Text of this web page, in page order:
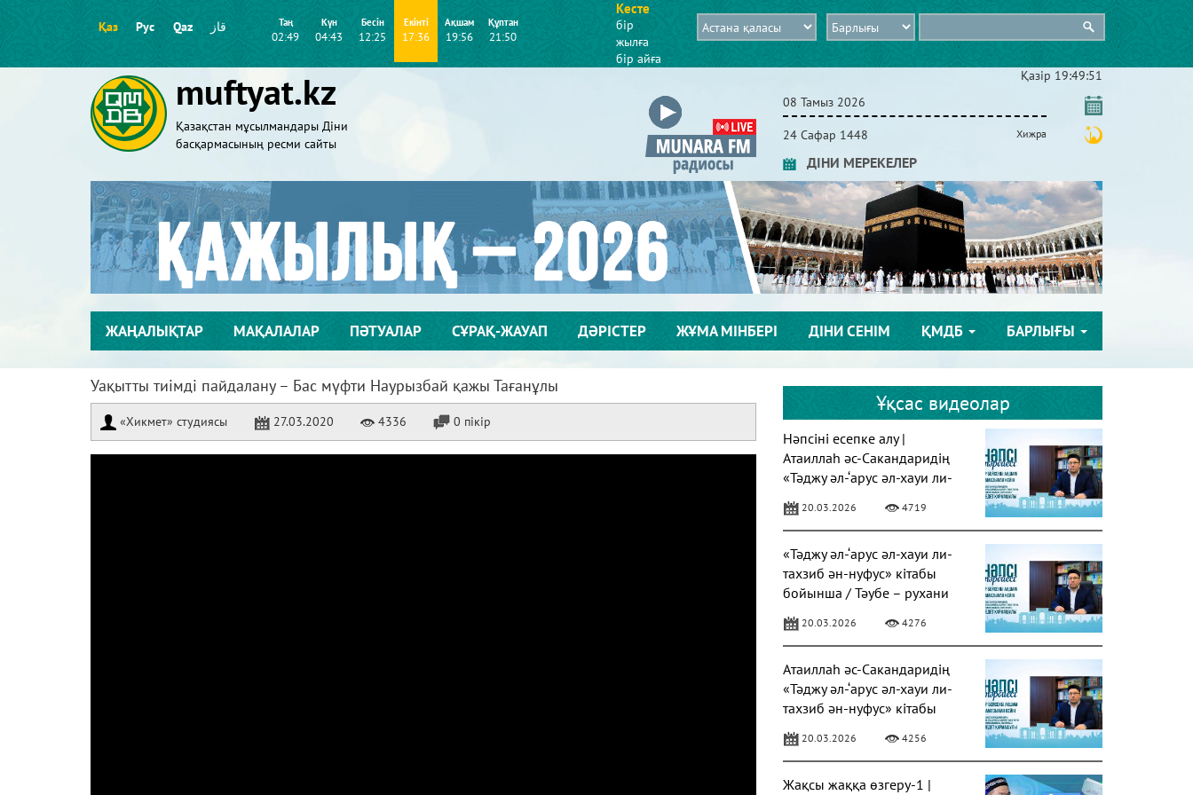
Қаз Рус Qaz قاز Таң
02:49
Күн
04:43
Бесін
12:25
Екінті
17:36
Ақшам
19:56
Құптан
21:50
Кесте
бір
жылға
бір айға
muftyat.kz
Қазақстан мұсылмандары Діни
басқармасының ресми сайты
Қазір 19:49:52
08 Тамыз 2026
24 Сафар 1448 Хижра
ДІНИ МЕРЕКЕЛЕР
ЖАҢАЛЫҚТАР МАҚАЛАЛАР ПӘТУАЛАР СҰРАҚ-ЖАУАП ДӘРІСТЕР ЖҰМА МІНБЕРІ ДІНИ СЕНІМ ҚМДБ БАРЛЫҒЫ
Уақытты тиімді пайдалану – Бас мүфти Наурызбай қажы Тағанұлы
«Хикмет» студиясы 27.03.2020 4336 0 пікір
Ұқсас видеолар
Нәпсіні есепке алу |
Атаиллаһ әс-Сакандаридің
«Тәджу әл-‘арус әл-хауи ли-
20.03.2026 4719
«Тәджу әл-‘арус әл-хауи ли-
тахзиб ән-нуфус» кітабы
бойынша / Тәубе – рухани
20.03.2026 4276
Атаиллаһ әс-Сакандаридің
«Тәджу әл-‘арус әл-хауи ли-
тахзиб ән-нуфус» кітабы
20.03.2026 4256
Жақсы жаққа өзгеру-1 |